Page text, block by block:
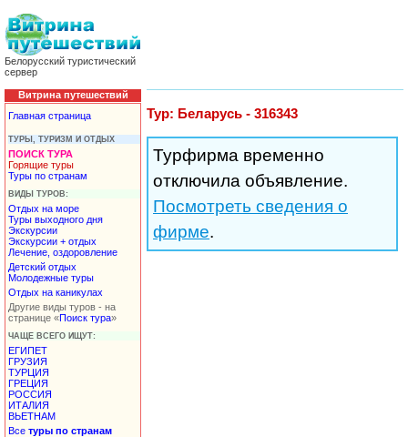
Белорусский туристический
сервер
Витрина путешествий
Главная страница
ТУРЫ, ТУРИЗМ И ОТДЫХ
ПОИСК ТУРА
Горящие туры
Туры по странам
ВИДЫ ТУРОВ:
Отдых на море
Туры выходного дня
Экскурсии
Экскурсии + отдых
Лечение, оздоровление
Детский отдых
Молодежные туры
Отдых на каникулах
Другие виды туров - на
странице «Поиск тура»
ЧАЩЕ ВСЕГО ИЩУТ:
ЕГИПЕТ
ГРУЗИЯ
ТУРЦИЯ
ГРЕЦИЯ
РОССИЯ
ИТАЛИЯ
ВЬЕТНАМ
Все туры по странам
Тур: Беларусь - 316343
Турфирма временно
отключила объявление.
Посмотреть сведения о
фирме.